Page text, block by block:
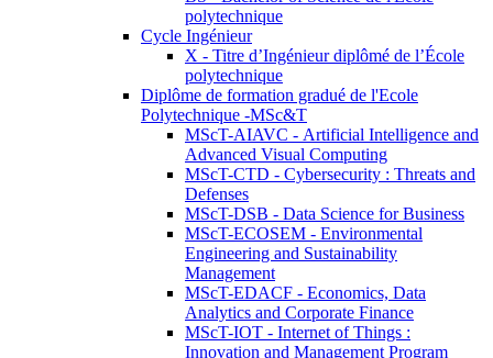
polytechnique
Cycle Ingénieur
X - Titre d’Ingénieur diplômé de l’École
polytechnique
Diplôme de formation gradué de l'Ecole
Polytechnique -MSc&T
MScT-AIAVC - Artificial Intelligence and
Advanced Visual Computing
MScT-CTD - Cybersecurity : Threats and
Defenses
MScT-DSB - Data Science for Business
MScT-ECOSEM - Environmental
Engineering and Sustainability
Management
MScT-EDACF - Economics, Data
Analytics and Corporate Finance
MScT-IOT - Internet of Things :
Innovation and Management Program